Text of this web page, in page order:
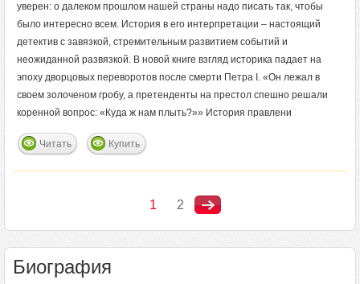
уверен: о далеком прошлом нашей страны надо писать так, чтобы
было интересно всем. История в его интерпретации – настоящий
детектив с завязкой, стремительным развитием событий и
неожиданной развязкой. В новой книге взгляд историка падает на
эпоху дворцовых переворотов после смерти Петра I. «Он лежал в
своем золоченом гробу, а претенденты на престол спешно решали
коренной вопрос: «Куда ж нам плыть?»» История правлени
Читать Купить
1 2
Биография